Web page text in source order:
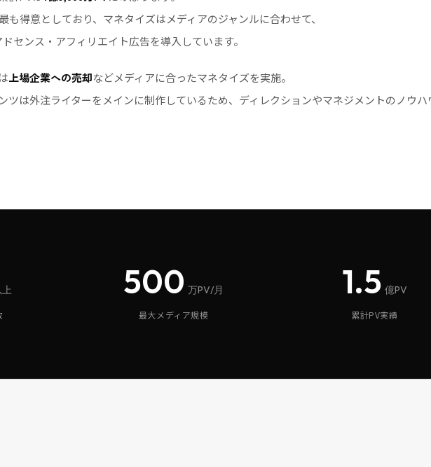
も得意としており、マネタイズはメディアのジャンルに合わせて、
センス・アフィリエイト広告を導入しています。
上場企業への売却などメディアに合ったマネタイズを実施。
ツは外注ライターをメインに制作しているため、ディレクションやマネジメントのノウハ
上 500 万PV/月
最大メディア規模
1.5 億PV
累計PV実績